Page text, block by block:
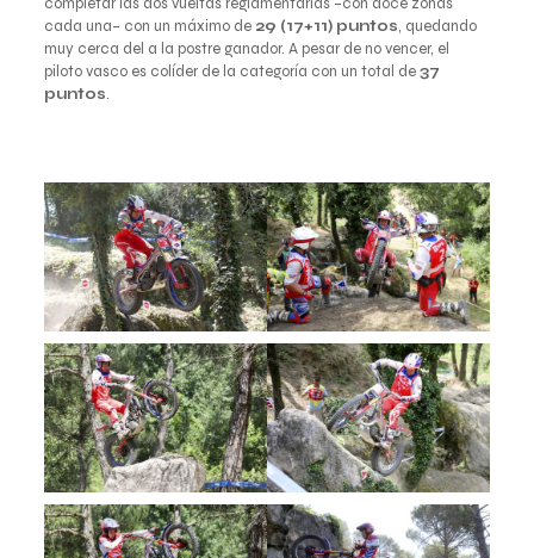
cada una– con un máximo de 29 (17+11) puntos, quedando
muy cerca del a la postre ganador. A pesar de no vencer, el
piloto vasco es colíder de la categoría con un total de37
puntos.